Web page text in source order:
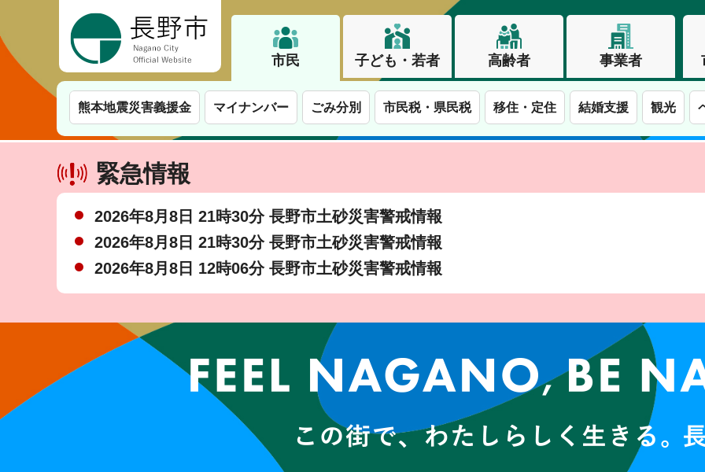
市民 子ども・若者 高齢者 事業者
熊本地震災害義援金 マイナンバー ごみ分別 市民税・県民税 移住・定住 結婚支援 観光
緊急情報
2026年8月8日 21時30分 長野市土砂災害警戒情報
2026年8月8日 21時30分 長野市土砂災害警戒情報
2026年8月8日 12時06分 長野市土砂災害警戒情報
この街で、わたしらしく生きる。長野市